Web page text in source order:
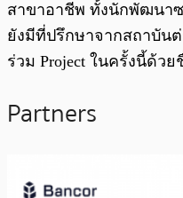
สาขาอาชีพ ทั้งนักพัฒนา
ยังมีที่ปรึกษาจากสถาบัน
ร่วม Project ในครั้งนี้ด้วย
Partners